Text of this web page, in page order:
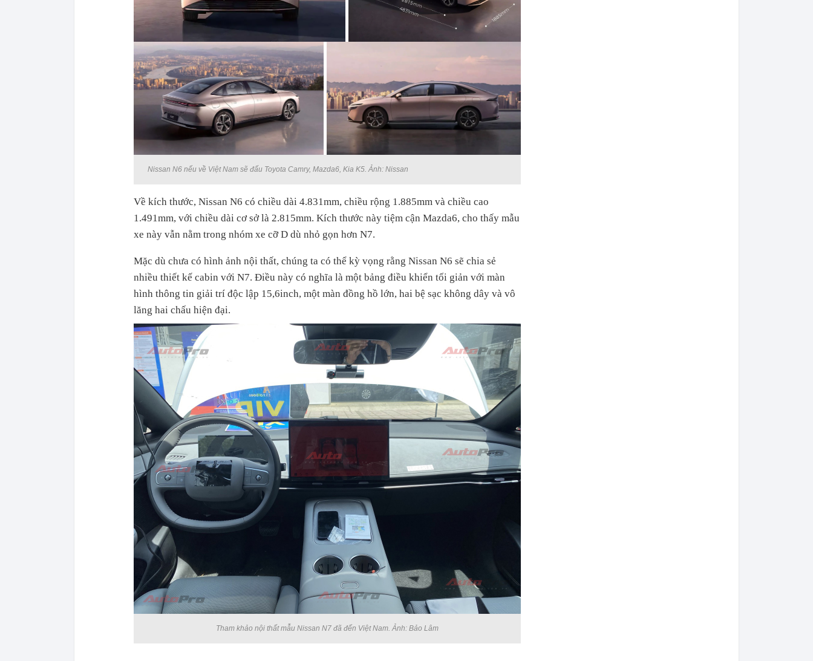
Nissan N6 nếu về Việt Nam sẽ đấu Toyota Camry, Mazda6, Kia K5. Ảnh: Nissan
Về kích thước, Nissan N6 có chiều dài 4.831mm, chiều rộng 1.885mm và chiều cao
1.491mm, với chiều dài cơ sở là 2.815mm. Kích thước này tiệm cận Mazda6, cho thấy mẫu
xe này vẫn nằm trong nhóm xe cỡ D dù nhỏ gọn hơn N7.
Mặc dù chưa có hình ảnh nội thất, chúng ta có thể kỳ vọng rằng Nissan N6 sẽ chia sẻ
nhiều thiết kế cabin với N7. Điều này có nghĩa là một bảng điều khiển tối giản với màn
hình thông tin giải trí độc lập 15,6inch, một màn đồng hồ lớn, hai bệ sạc không dây và vô
lăng hai chấu hiện đại.
Tham khảo nội thất mẫu Nissan N7 đã đến Việt Nam. Ảnh: Bảo Lâm